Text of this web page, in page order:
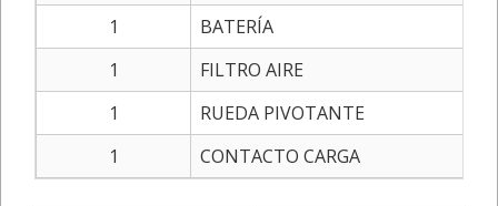
1
BATERÍA
1
FILTRO AIRE
1
RUEDA PIVOTANTE
1
CONTACTO CARGA